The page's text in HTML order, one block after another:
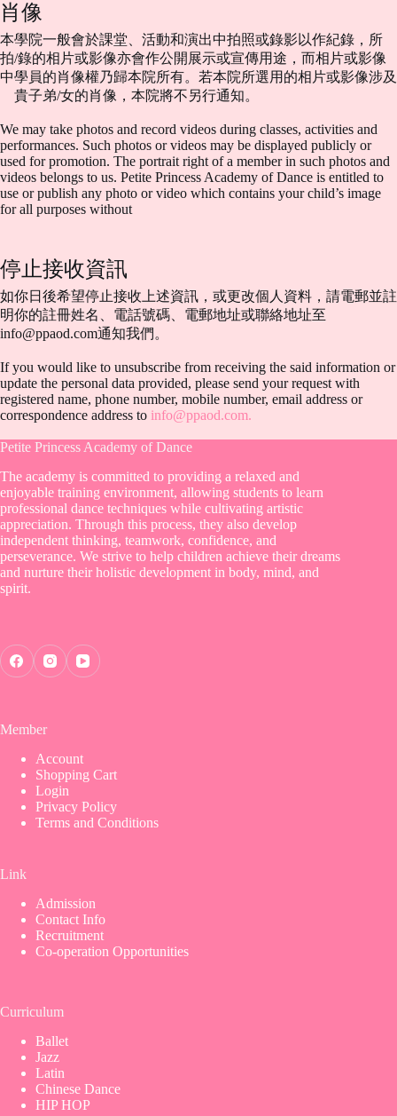
肖像
本學院一般會於課堂、活動和演出中拍照或錄影以作紀錄，所
拍/錄的相片或影像亦會作公開展示或宣傳用途，而相片或影像
中學員的肖像權乃歸本院所有。若本院所選用的相片或影像涉及
貴子弟/女的肖像，本院將不另行通知。
We may take photos and record videos during classes, activities and
performances. Such photos or videos may be displayed publicly or
used for promotion. The portrait right of a member in such photos and
videos belongs to us. Petite Princess Academy of Dance is entitled to
use or publish any photo or video which contains your child’s image
for all purposes without
停止接收資訊
如你日後希望停止接收上述資訊，或更改個人資料，請電郵並註
明你的註冊姓名、電話號碼、電郵地址或聯絡地址至
info@ppaod.com通知我們。
If you would like to unsubscribe from receiving the said information or
update the personal data provided, please send your request with
registered name, phone number, mobile number, email address or
correspondence address to info@ppaod.com.
Petite Princess Academy of Dance
The academy is committed to providing a relaxed and
enjoyable training environment, allowing students to learn
professional dance techniques while cultivating artistic
appreciation. Through this process, they also develop
independent thinking, teamwork, confidence, and
perseverance. We strive to help children achieve their dreams
and nurture their holistic development in body, mind, and
spirit.
Member
Account
Shopping Cart
Login
Privacy Policy
Terms and Conditions
Link
Admission
Contact Info
Recruitment
Co-operation Opportunities
Curriculum
Ballet
Jazz
Latin
Chinese Dance
HIP HOP